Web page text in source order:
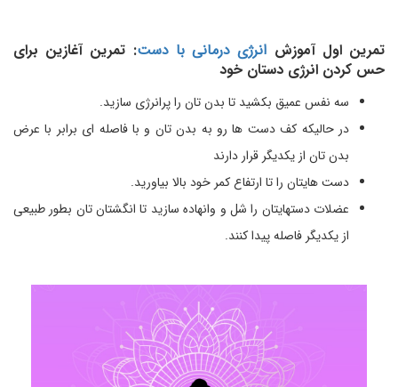
تمرین اول آموزش انرژی درمانی با دست: تمرین آغازین برای
حس کردن انرژی دستان خود
سه نفس عمیق بکشید تا بدن تان را پرانرژی سازید.
در حالیکه کف دست ها رو به بدن تان و با فاصله ای برابر با عرض
بدن تان از یکدیگر قرار دارند
دست هایتان را تا ارتفاع کمر خود بالا بیاورید.
عضلات دستهایتان را شل و وانهاده سازید تا انگشتان تان بطور طبیعی
از یکدیگر فاصله پیدا کنند.